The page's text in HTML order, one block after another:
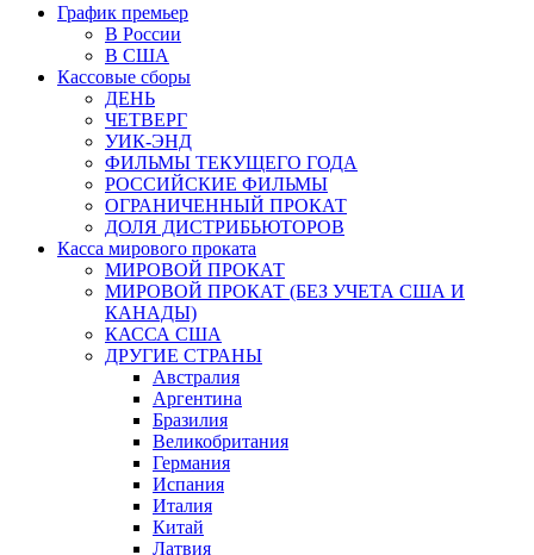
График премьер
В России
В США
Кассовые сборы
ДЕНЬ
ЧЕТВЕРГ
УИК-ЭНД
ФИЛЬМЫ ТЕКУЩЕГО ГОДА
РОССИЙСКИЕ ФИЛЬМЫ
ОГРАНИЧЕННЫЙ ПРОКАТ
ДОЛЯ ДИСТРИБЬЮТОРОВ
Касса мирового проката
МИРОВОЙ ПРОКАТ
МИРОВОЙ ПРОКАТ (БЕЗ УЧЕТА США И
КАНАДЫ)
КАССА США
ДРУГИЕ СТРАНЫ
Австралия
Аргентина
Бразилия
Великобритания
Германия
Испания
Италия
Китай
Латвия